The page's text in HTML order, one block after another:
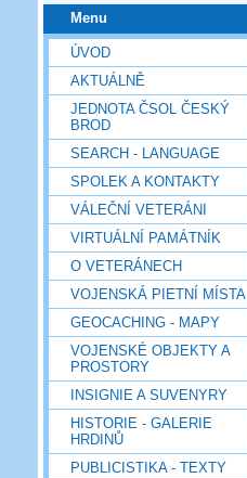
Menu
ÚVOD
AKTUÁLNĚ
JEDNOTA ČSOL ČESKÝ
BROD
SEARCH - LANGUAGE
SPOLEK A KONTAKTY
VÁLEČNÍ VETERÁNI
VIRTUÁLNÍ PAMÁTNÍK
O VETERÁNECH
VOJENSKÁ PIETNÍ MÍSTA
GEOCACHING - MAPY
VOJENSKÉ OBJEKTY A
PROSTORY
INSIGNIE A SUVENYRY
HISTORIE - GALERIE
HRDINŮ
PUBLICISTIKA - TEXTY